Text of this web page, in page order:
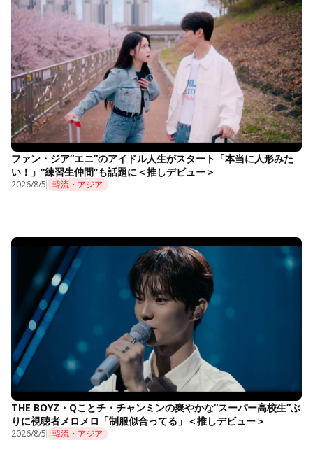
ファン・ジア“エニ”のアイドル人生がスタート「本当に人形みた
い！」“練習生仲間”も話題に＜推しデビュー＞
2026/8/5 韓流・アジア
THE BOYZ・Qことチ・チャンミンの爽やかな“スーパー高校生”ぶ
りに視聴者メロメロ「制服似合ってる」＜推しデビュー＞
2026/8/5 韓流・アジア